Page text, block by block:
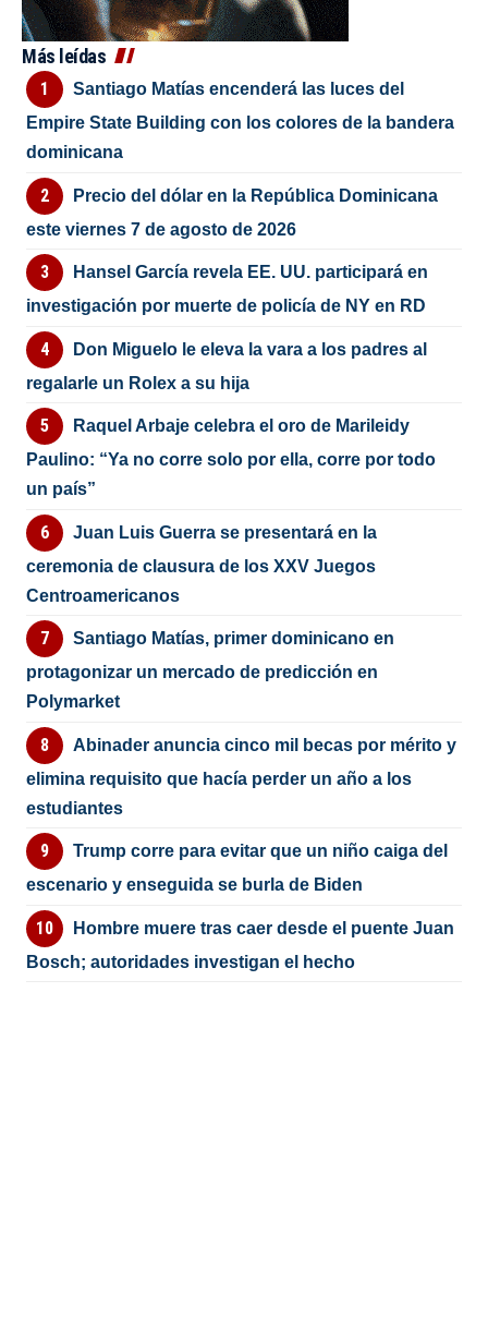
Más leídas
Santiago Matías encenderá las luces del
Empire State Building con los colores de la bandera
dominicana
Precio del dólar en la República Dominicana
este viernes 7 de agosto de 2026
Hansel García revela EE. UU. participará en
investigación por muerte de policía de NY en RD
Don Miguelo le eleva la vara a los padres al
regalarle un Rolex a su hija
Raquel Arbaje celebra el oro de Marileidy
Paulino: “Ya no corre solo por ella, corre por todo
un país”
Juan Luis Guerra se presentará en la
ceremonia de clausura de los XXV Juegos
Centroamericanos
Santiago Matías, primer dominicano en
protagonizar un mercado de predicción en
Polymarket
Abinader anuncia cinco mil becas por mérito y
elimina requisito que hacía perder un año a los
estudiantes
Trump corre para evitar que un niño caiga del
escenario y enseguida se burla de Biden
Hombre muere tras caer desde el puente Juan
Bosch; autoridades investigan el hecho